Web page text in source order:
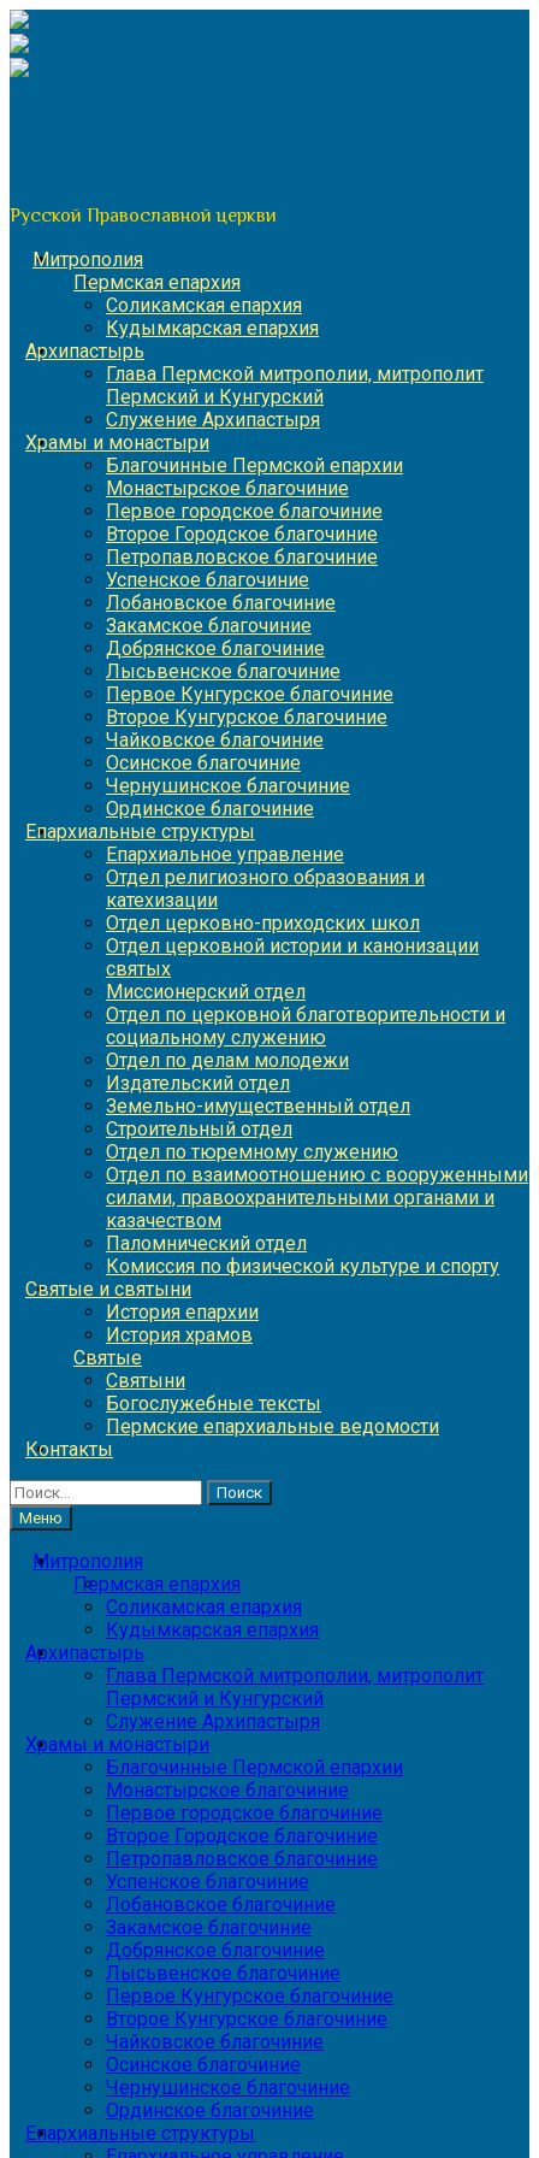
Перейти
к
содержимому
Русской Православной церкви
Митрополия
Пермская епархия
Соликамская епархия
Кудымкарская епархия
Архипастырь
Глава Пермской митрополии, митрополит
Пермский и Кунгурский
Служение Архипастыря
Храмы и монастыри
Благочинные Пермской епархии
Монастырское благочиние
Первое городское благочиние
Второе Городское благочиние
Петропавловское благочиние
Успенское благочиние
Лобановское благочиние
Закамское благочиние
Добрянское благочиние
Лысьвенское благочиние
Первое Кунгурское благочиние
Второе Кунгурское благочиние
Чайковское благочиние
Осинское благочиние
Чернушинское благочиние
Ординское благочиние
Епархиальные структуры
Епархиальное управление
Отдел религиозного образования и
катехизации
Отдел церковно-приходских школ
Отдел церковной истории и канонизации
святых
Миссионерский отдел
Отдел по церковной благотворительности и
социальному служению
Отдел по делам молодежи
Издательский отдел
Земельно-имущественный отдел
Строительный отдел
Отдел по тюремному служению
Отдел по взаимоотношению с вооруженными
силами, правоохранительными органами и
казачеством
Паломнический отдел
Комиссия по физической культуре и спорту
Святые и святыни
История епархии
История храмов
Святые
Святыни
Богослужебные тексты
Пермские епархиальные ведомости
Контакты
Найти:
Меню
Митрополия
Пермская епархия
Соликамская епархия
Кудымкарская епархия
Архипастырь
Глава Пермской митрополии, митрополит
Пермский и Кунгурский
Служение Архипастыря
Храмы и монастыри
Благочинные Пермской епархии
Монастырское благочиние
Первое городское благочиние
Второе Городское благочиние
Петропавловское благочиние
Успенское благочиние
Лобановское благочиние
Закамское благочиние
Добрянское благочиние
Лысьвенское благочиние
Первое Кунгурское благочиние
Второе Кунгурское благочиние
Чайковское благочиние
Осинское благочиние
Чернушинское благочиние
Ординское благочиние
Епархиальные структуры